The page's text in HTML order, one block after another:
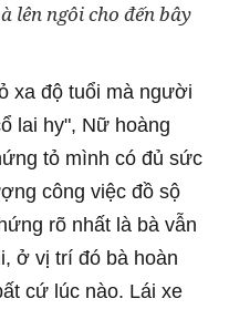
lên ngôi cho đến bây
xa độ tuổi mà người
lai hy", Nữ hoàng
tỏ mình có đủ sức
công việc đồ sộ
rõ nhất là bà vẫn
ở vị trí đó bà hoàn
cứ lúc nào. Lái xe